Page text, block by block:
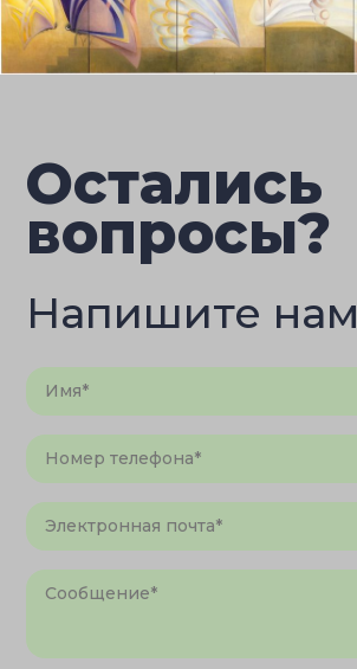
Остались
вопросы?
Напишите нам